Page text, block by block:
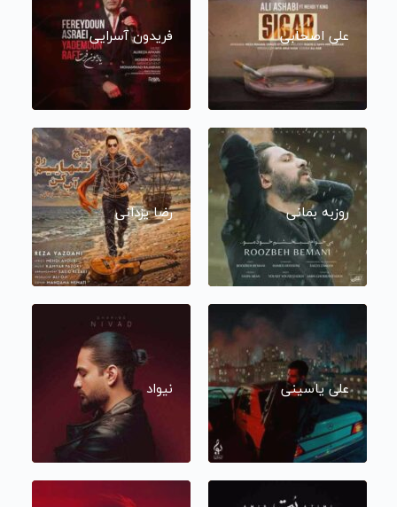
علی اصحابی فریدون آسرایی
روزبه بمانی رضا یزدانی
علی یاسینی نیواد